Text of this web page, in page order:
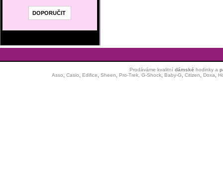
Prodáváme kvalitní dámské hodinkya
Asso
Casio Edifice Sheen Pro-Trek, G-Shock, Baby-G Citizen Doxa